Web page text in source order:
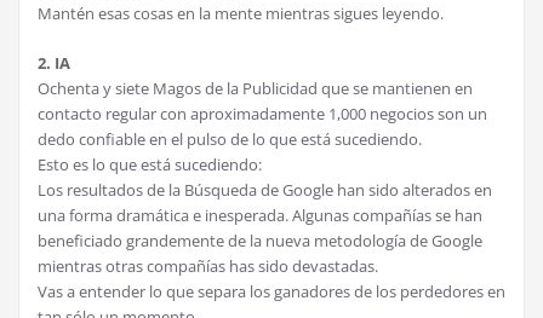
Mantén esas cosas en la mente mientras sigues leyendo.
2. IA
Ochenta y siete Magos de la Publicidad que se mantienen en
contacto regular con aproximadamente 1,000 negocios son un
dedo confiable en el pulso de lo que está sucediendo.
Esto es lo que está sucediendo:
Los resultados de la Búsqueda de Google han sido alterados en
una forma dramática e inesperada. Algunas compañías se han
beneficiado grandemente de la nueva metodología de Google
mientras otras compañías has sido devastadas.
Vas a entender lo que separa los ganadores de los perdedores en